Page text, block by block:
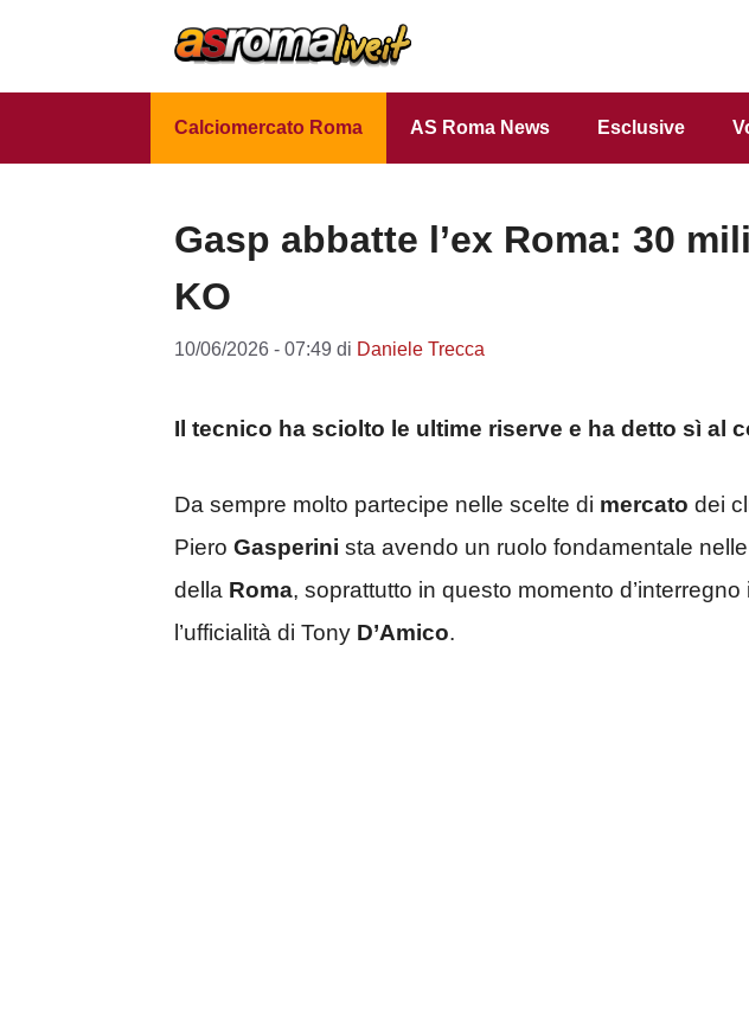
Calciomercato Roma AS Roma News Esclusive
Gasp abbatte l’ex Roma: 30
KO
10/06/2026 - 07:49 di Daniele Trecca
Il tecnico ha sciolto le ultime riserve e ha detto sì al
Da sempre molto partecipe nelle scelte di mercato dei
Piero Gasperini sta avendo un ruolo fondamentale
della Roma, soprattutto in questo momento
l’ufficialità di Tony D’Amico.